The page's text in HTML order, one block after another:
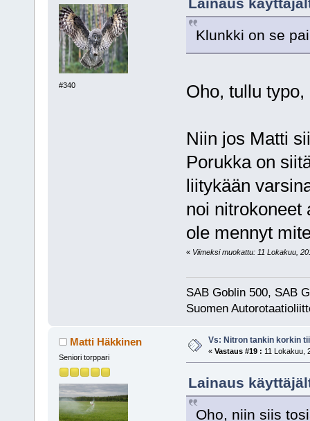
#340
Klunkki on se
Oho, tullu
Niin jos Matti
Porukka on
liitykään
noi nitrokoneet
ole mennyt
« Viimeksi muokattu: 11 Lokakuu,
SAB Goblin 500, SAB
Suomen
Matti Häkkinen
Seniori torppari
Vs: Nitron tankin korkin
« Vastaus #19 : 11 Lokakuu,
Lainaus
Oho, niin siis